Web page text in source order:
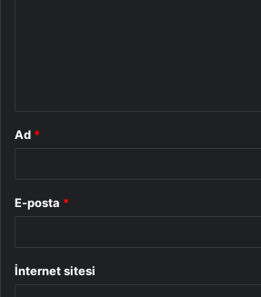
Ad *
E-posta *
İnternet sitesi